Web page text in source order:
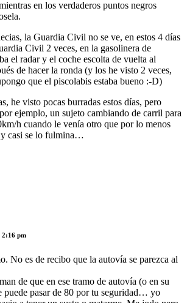
en los verdaderos puntos negros
la Guardia Civil no se ve, en estos 4 días
Civil 2 veces, en la gasolinera de
el radar y el coche escolta de vuelta al
de hacer la ronda (y los he visto 2 veces,
que el piscolabis estaba bueno :-D)
he visto pocas burradas estos días, pero
ejemplo, un sujeto cambiando de carril para
h cuando le venía otro que por lo menos
casi se lo fulmina…
2:16 pm
No es de recibo que la autovía se parezca al
de que en ese tramo de autovía (o en su
puede pasar de 80 por tu seguridad… yo